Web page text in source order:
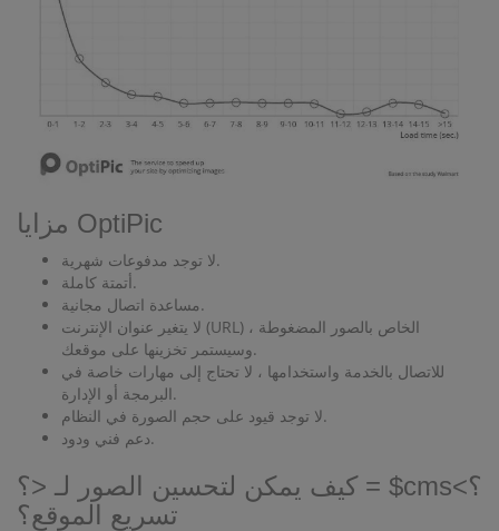
مزايا OptiPic
لا توجد مدفوعات شهرية.
أتمتة كاملة.
مساعدة اتصال مجانية.
لا يتغير عنوان الإنترنت (URL) الخاص بالصور المضغوطة ،
وسيستمر تخزينها على موقعك.
للاتصال بالخدمة واستخدامها ، لا تحتاج إلى مهارات خاصة في
البرمجة أو الإدارة.
لا توجد قيود على حجم الصورة في النظام.
دعم فني ودود.
كيف يمكن لتحسين الصور لـ <؟ = $cms؟>
تسريع الموقع؟